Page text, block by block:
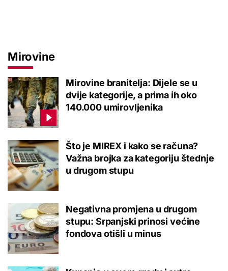
Mirovine
Mirovine branitelja: Dijele se u
dvije kategorije, a prima ih oko
140.000 umirovljenika
Što je MIREX i kako se računa?
Važna brojka za kategoriju štednje
u drugom stupu
Negativna promjena u drugom
stupu: Srpanjski prinosi većine
fondova otišli u minus